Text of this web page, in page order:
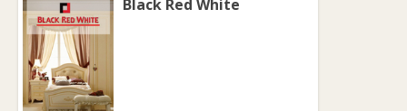
Black Red White